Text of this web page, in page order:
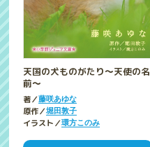
天国の犬ものがたり～天使の名
前～
著／藤咲あゆな
原作／堀田敦子
イラスト／環方このみ